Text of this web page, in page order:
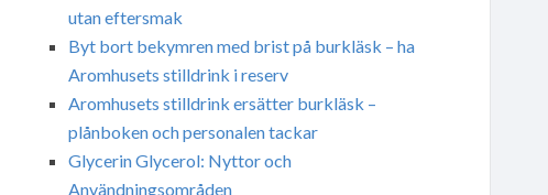
utan eftersmak
Byt bort bekymren med brist på burkläsk – ha
Aromhusets stilldrink i reserv
Aromhusets stilldrink ersätter burkläsk –
plånboken och personalen tackar
Glycerin Glycerol: Nyttor och
Användningsområden